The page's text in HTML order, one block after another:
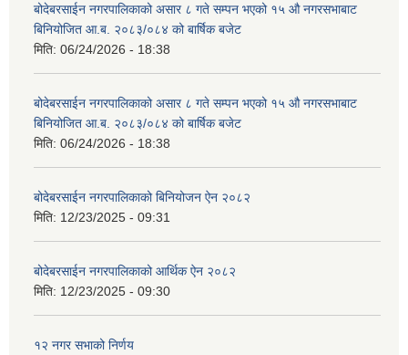
बोदेबरसाईन नगरपालिकाको असार ८ गते सम्पन भएको १५ ‍‍‍औ नगरसभाबाट
बिनियोजित आ.ब. २०८३/०८४ को बार्षिक बजेट
मिति: 06/24/2026 - 18:38
बोदेबरसाईन नगरपालिकाको असार ८ गते सम्पन भएको १५ ‍‍‍औ नगरसभाबाट
बिनियोजित आ.ब. २०८३/०८४ को बार्षिक बजेट
मिति: 06/24/2026 - 18:38
बोदेबरसाईन नगरपालिकाको बिनियोजन ऐन २०८२
मिति: 12/23/2025 - 09:31
बोदेबरसाईन नगरपालिकाको आर्थिक ऐन २०८२
मिति: 12/23/2025 - 09:30
१२ नगर सभाको निर्णय